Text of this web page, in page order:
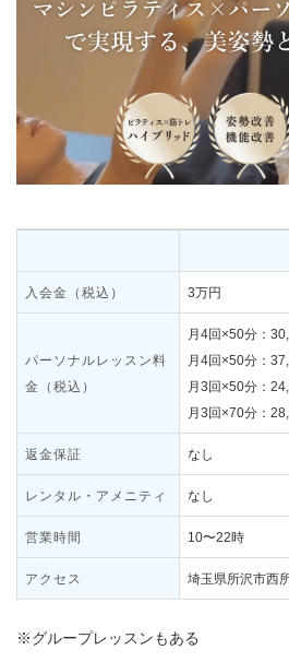
入会金（税込） 3万円
パーソナルレッスン料
金（税込）
月4回×50分：
月4回×50分：
月3回×50分：
月3回×70分：
返金保証 なし
レンタル・アメニティ なし
営業時間 10〜22時
アクセス 埼玉県所沢市西
※グループレッスンもある